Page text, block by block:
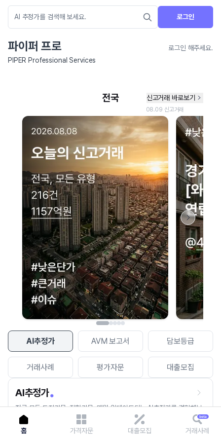
로그인
파이퍼 프로
로그인 해주세요.
PIPER Professional Services
AI추정가 AVM 보고서 담보등급
거래사례 평가자문 대출모집
AI추정가
전국 모든 토지건물, 집합건물, 매월 업데이트되는 AI추정가를 경험해보
세요.
네이버 지도 연결 안내
현재 네이버 지도 연결이 원활하지 않아 지도를 불러올 수 없습니다.
이용에 불편을 드려 죄송합니다.
다시 시도
홈 가격자문 대출모집 거래사례